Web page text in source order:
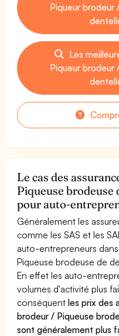
Piqueur brodeur
Les
Piqueur brodeur
Le cas des
Piqueuse brodeuse
pour auto-
Généralement les
comme les SAS et les
auto-entrepreneurs
Piqueuse brodeuse de
En effet les auto-
volumes d'activité plus
conséquentles prix des
brodeur / Piqueuse
sont généralement plus